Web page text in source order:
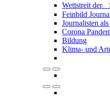
Wettstreit der
Feinbild
Journalisten
Corona
Bildung
Klima- und